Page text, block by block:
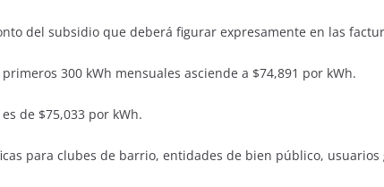
del subsidio que deberá figurar expresamente en las
300 kWh mensuales asciende a $74,891 por kWh.
de $75,033 por kWh.
para clubes de barrio, entidades de bien público,